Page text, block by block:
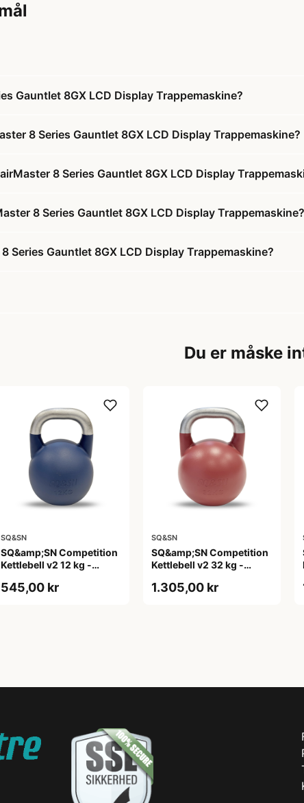
Gauntlet 8GX LCD Display Trappemaskine?
8 Series Gauntlet 8GX LCD Display Trappemaskine?
8 Series Gauntlet 8GX LCD Display
8 Series Gauntlet 8GX LCD Display Trappemaskine?
Series Gauntlet 8GX LCD Display Trappemaskine?
Du er måske
SQ&SN
SQ&amp;SN Competition
Kettlebell v2 12 kg -
teknik og funktionel
545,00 kr
SQ&SN
SQ&amp;SN Competition
Kettlebell v2 32 kg -
konkurrencekugle
1.305,00 kr